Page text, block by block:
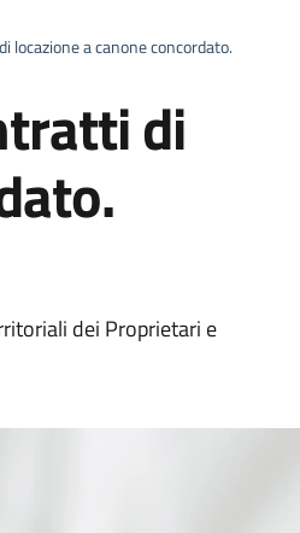
a canone concordato.
di
dei Proprietari e